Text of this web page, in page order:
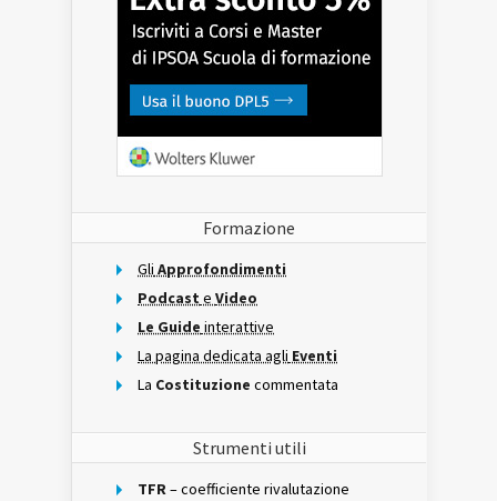
Formazione
Gli Approfondimenti
Podcast e Video
Le Guide interattive
La pagina dedicata agli Eventi
La Costituzione commentata
Strumenti utili
TFR– coefficiente rivalutazione